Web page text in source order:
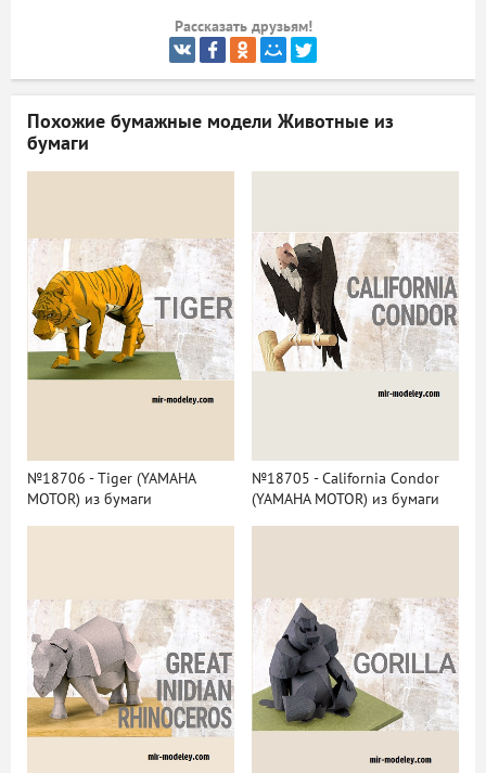
Рассказать друзьям!
Похожие бумажные модели Животные из
бумаги
№18706 - Tiger (YAMAHA
MOTOR) из бумаги
№18705 - California Condor
(YAMAHA MOTOR) из бумаги